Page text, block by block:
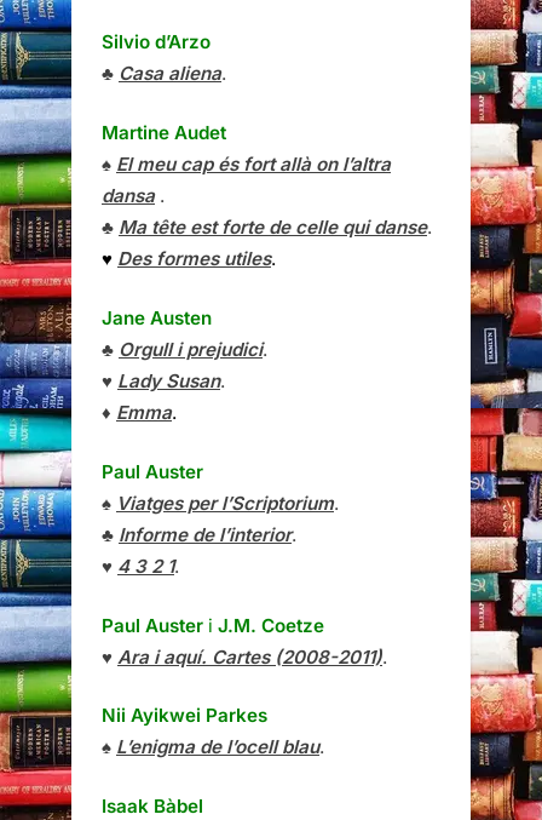
Silvio d’Arzo
♣ Casa aliena.
Martine Audet
♠ El meu cap és fort allà on l’altra
dansa.
♣ Ma tête est forte de celle qui danse.
♥ Des formes utiles.
Jane Austen
♣ Orgull i prejudici.
♥ Lady Susan.
♦ Emma.
Paul Auster
♠ Viatges per l’Scriptorium.
♣ Informe de l’interior.
♥ 4 3 2 1.
Paul Auster i J.M. Coetze
♥ Ara i aquí. Cartes (2008-2011).
Nii Ayikwei Parkes
♠ L’enigma de l’ocell blau.
Isaak Bàbel